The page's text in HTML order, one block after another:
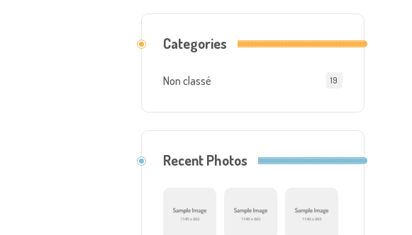
Categories
Non classé 19
Recent Photos